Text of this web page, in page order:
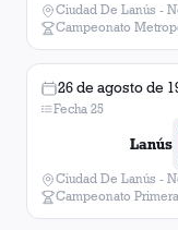
Ciudad De Lanús -
Campeonato
26 de agosto de
Fecha 25
Lanús
Ciudad De Lanús -
Campeonato